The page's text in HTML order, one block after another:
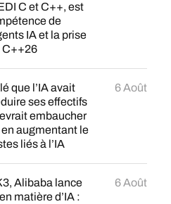
C et C++, est
de
IA et la prise
C++26
que l’IA avait
ses effectifs
embaucher
augmentant le
liés à l’IA
6 Août
Alibaba lance
matière d’IA :
6 Août